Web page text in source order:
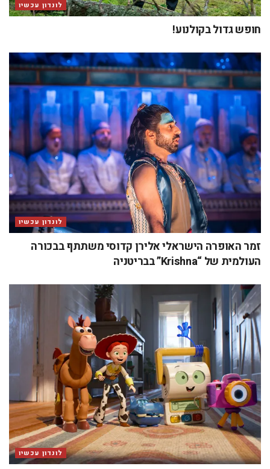
לונדון עכשיו
חופש גדול בקולנוע!
לונדון עכשיו
זמר האופרה הישראלי אלירן קדוסי משתתף בבכורה
העולמית של “Krishna” בבריטניה
לונדון עכשיו